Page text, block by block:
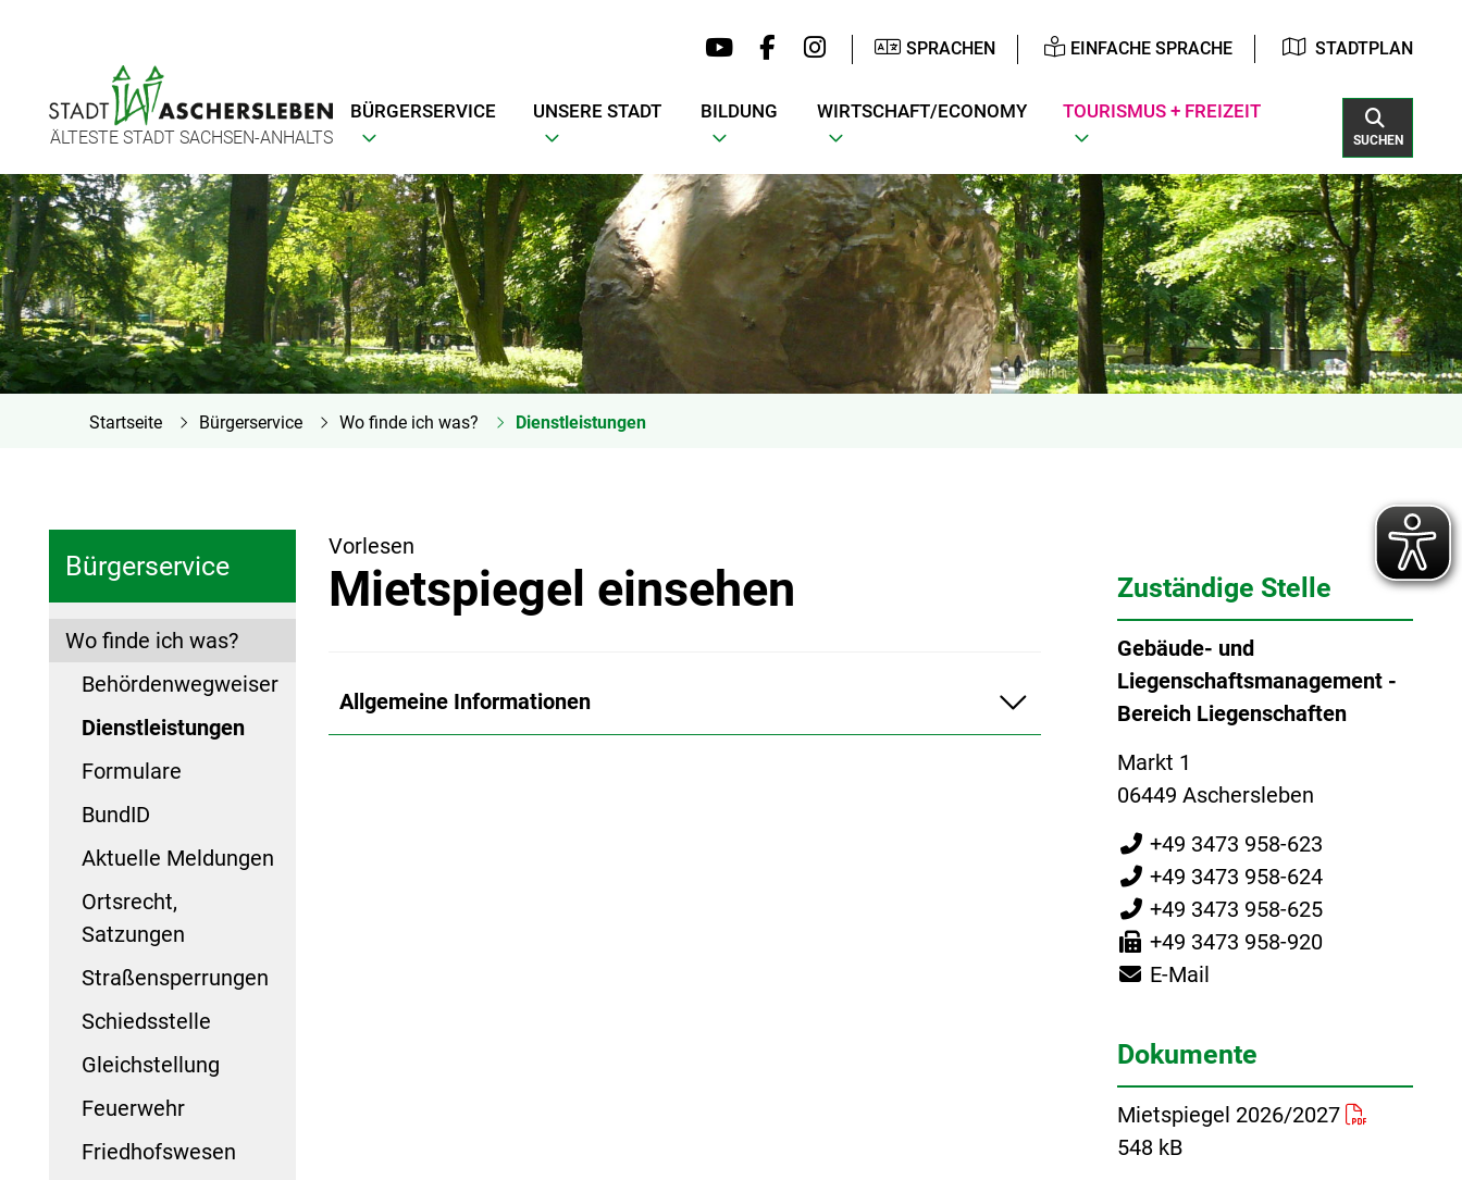
SPRACHEN EINFACHE SPRACHE STADTPLAN
ÄLTESTE STADT SACHSEN-ANHALTS
BÜRGERSERVICE UNSERE STADT BILDUNG WIRTSCHAFT/ECONOMY TOURISMUS + FREIZEIT
SUCHEN
Startseite Bürgerservice Wo finde ich was? Dienstleistungen
Bürgerservice
Wo finde ich was?
Behördenwegweiser
Dienstleistungen
Formulare
BundID
Aktuelle Meldungen
Ortsrecht,
Satzungen
Straßensperrungen
Schiedsstelle
Gleichstellung
Feuerwehr
Friedhofswesen
Vorlesen
Mietspiegel einsehen
Allgemeine Informationen
Zuständige Stelle
Gebäude- und
Liegenschaftsmanagement -
Bereich Liegenschaften
Markt 1
06449 Aschersleben
+49 3473 958-623
+49 3473 958-624
+49 3473 958-625
+49 3473 958-920
E-Mail
Dokumente
Mietspiegel 2026/2027
548 kB